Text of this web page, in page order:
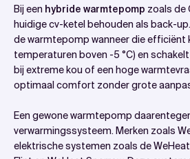
Bij een hybride warmtepomp zoals de
huidige cv-ketel behouden als back-
de warmtepomp wanneer die efficiënt
temperaturen boven -5 °C) en
bij extreme kou of een hoge
optimaal comfort zonder grote
Een gewone warmtepomp
verwarmingssysteem. Merken zoals
elektrische systemen zoals de